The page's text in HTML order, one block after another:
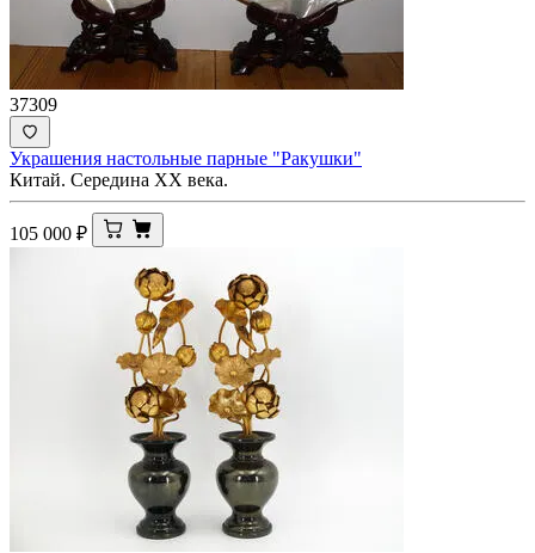
37309
Украшения настольные парные "Ракушки"
Китай. Середина ХХ века.
105 000 ₽